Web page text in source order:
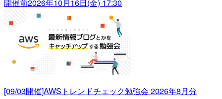
開催前2026年10月16日(金) 17:30
[09/03開催]AWSトレンドチェック勉強会 2026年8月分